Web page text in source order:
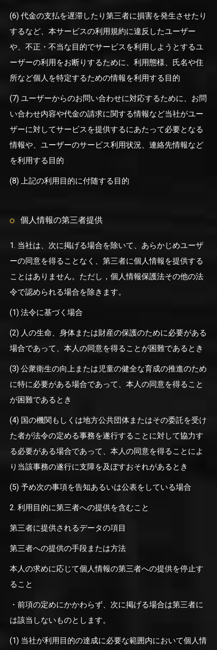
(6) 代金の支払を遅滞したり第三者に損害を発生させたり
するなど、本サービスの利用規約に違反したユーザー
や、不正・不当な目的でサービスを利用しようとするユ
ーザーの利用をお断りするために、利用態様、氏名や住
所など個人を特定するための情報を利用する目的
(7) ユーザーからのお問い合わせに対応するために、お問
い合わせ内容や代金の請求に関する情報など当社がユー
ザーに対してサービスを提供するにあたって必要となる
情報や、ユーザーのサービス利用状況、連絡先情報など
を利用する目的
(8) 上記の利用目的に付随する目的
個人情報の第三者提供
1. 当社は、次に掲げる場合を除いて、あらかじめユーザ
ーの同意を得ることなく、第三者に個人情報を提供する
ことはありません。ただし，個人情報保護法その他の法
令で認められる場合を除きます。
(1) 法令に基づく場合
(2) 人の生命、身体または財産の保護のために必要がある
場合であって、本人の同意を得ることが困難であるとき
(3) 公衆衛生の向上または児童の健全な育成の推進のため
に特に必要がある場合であって、本人の同意を得ること
が困難であるとき
(4) 国の機関もしくは地方公共団体またはその委託を受け
た者が法令の定める事務を遂行することに対して協力す
る必要がある場合であって、本人の同意を得ることによ
り当該事務の遂行に支障を及ぼすおそれがあるとき
(5) 予め次の事項を告知あるいは公表をしている場合
2. 利用目的に第三者への提供を含むこと
第三者に提供されるデータの項目
第三者への提供の手段または方法
本人の求めに応じて個人情報の第三者への提供を停止す
ること
・前項の定めにかかわらず、次に掲げる場合は第三者に
は該当しないものとします。
(1) 当社が利用目的の達成に必要な範囲内において個人情